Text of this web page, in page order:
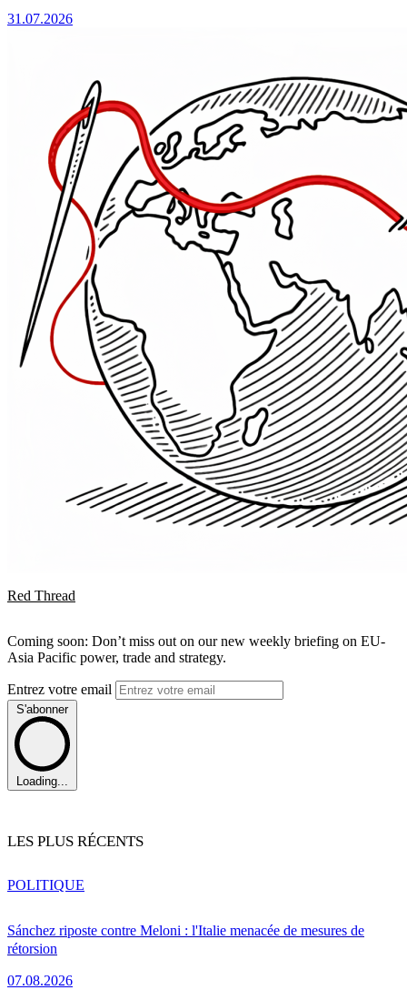
31.07.2026
Red Thread
Coming soon: Don’t miss out on our new weekly briefing on EU-
Asia Pacific power, trade and strategy.
Entrez votre email
S'abonner
Loading...
LES PLUS RÉCENTS
Sánchez riposte contre Meloni : l'Italie menacée de mesures de
rétorsion
07.08.2026
POLITIQUE